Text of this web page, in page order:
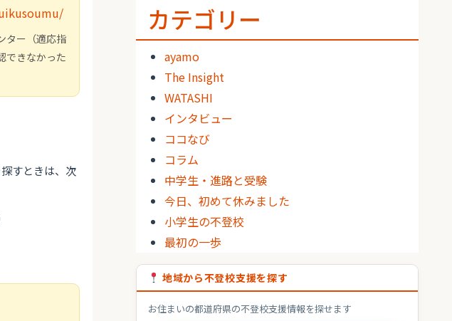
ター（適応指
できなかった
すときは、次
カテゴリー
ayamo
The Insight
WATASHI
インタビュー
ココなび
コラム
中学生・進路と受験
今日、初めて休みました
小学生の不登校
最初の一歩
地域から不登校支援を探す
お住まいの都道府県の不登校支援情報を探せます